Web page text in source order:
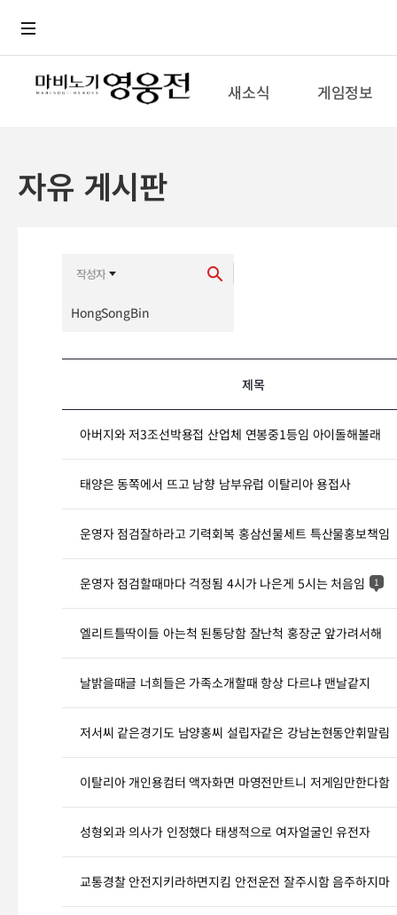
새소식 게임정보
자유 게시판
제목
아버지와 저3조선박용접 산업체 연봉중1등임 아이돌해볼래
태양은 동쪽에서 뜨고 남향 남부유럽 이탈리아 용접사
운영자 점검잘하라고 기력회복 홍삼선물세트 특산물홍보책임
운영자 점검할때마다 걱정됨 4시가 나은게 5시는 처음임 1
엘리트틀딱이들 아는척 된통당함 잘난척 홍장군 앞가려서해
날밝을때글 너희들은 가족소개할때 항상 다르냐 맨날같지
저서씨 같은경기도 남양홍씨 설립자같은 강남논현동안휘말림
이탈리아 개인용컴터 액자화면 마영전만트니 저게임만한다함
성형외과 의사가 인정했다 태생적으로 여자얼굴인 유전자
교통경찰 안전지키라하면지킴 안전운전 잘주시함 음주하지마